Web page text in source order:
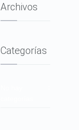
Archivos
Categorías